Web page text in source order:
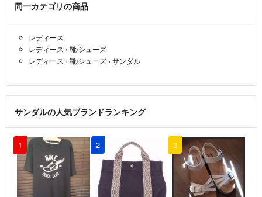
同一カテゴリの商品
レディース
レディース › 靴/シューズ
レディース › 靴/シューズ › サンダル
サンダルの人気ブランドランキング
1 2 3